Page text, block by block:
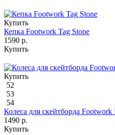
Купить
Кепка Footwork Tag Stone
1590 р.
Купить
Купить
52
53
54
Колеса для скейтборда
1490 р.
Купить